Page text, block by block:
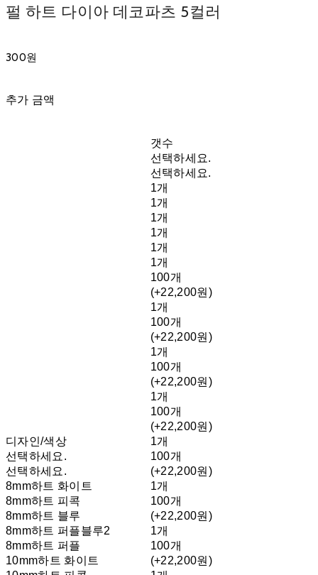
펄 하트 다이아 데코파츠 5컬러
300원
추가 금액
디자인/색상
선택하세요.
선택하세요.
8mm하트 화이트
8mm하트 피콕
8mm하트 블루
8mm하트 퍼플블루2
8mm하트 퍼플
10mm하트 화이트
갯수
선택하세요.
선택하세요.
1개
1개
1개
1개
1개
1개
100개
(+22,200원)
1개
100개
(+22,200원)
1개
100개
(+22,200원)
1개
100개
(+22,200원)
1개
100개
(+22,200원)
1개
100개
(+22,200원)
1개
100개
(+22,200원)